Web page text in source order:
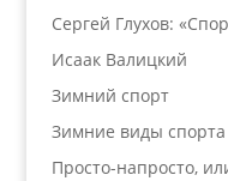
Сергей Глухов:
Исаак Валицкий
Зимний спорт
Зимние виды спорта
Просто-напросто,